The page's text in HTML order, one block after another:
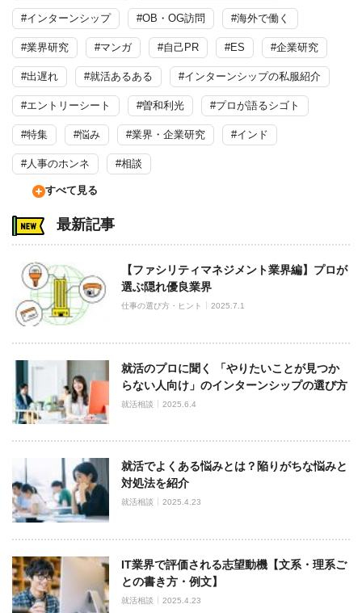
#インターンシップ #OB・OG訪問 #海外で働く
#業界研究 #マンガ #自己PR #ES #企業研究
#出遅れ #就活あるある #インターンシップの私服紹介
#エントリーシート #曽和利光 #プロが語るシゴト
#特集 #悩み #業界・企業研究 #インド
#人事のホンネ #相談
すべて見る
最新記事
【ファシリティマネジメント業界編】プロが
選ぶ隠れ優良業界
仕事の選び方・ヒント 2025.7.1
就活のプロに聞く 「やりたいことが見つか
らない人向け」のインターンシップの選び方
就活相談 2025.6.4
就活でよくある悩みとは？陥りがちな悩みと
対処法を紹介
就活相談 2025.4.23
IT業界で評価される志望動機【文系・理系ご
との書き方・例文】
就活相談 2025.4.23